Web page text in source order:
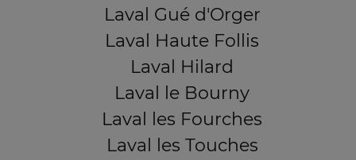
Laval Gué d'Orger
Laval Haute Follis
Laval Hilard
Laval le Bourny
Laval les Fourches
Laval les Touches